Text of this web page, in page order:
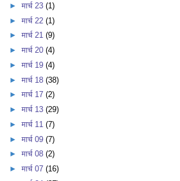
►मार्च 23(1)
►मार्च 22(1)
►मार्च 21(9)
►मार्च 20(4)
►मार्च 19(4)
►मार्च 18(38)
►मार्च 17(2)
►मार्च 13(29)
►मार्च 11(7)
►मार्च 09(7)
►मार्च 08(2)
►मार्च 07(16)